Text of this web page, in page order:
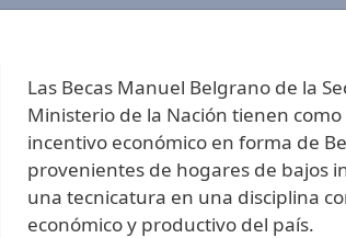
Las Becas Manuel Belgrano de la
Ministerio de la Nación tienen
incentivo económico en forma de
provenientes de hogares de bajos
una tecnicatura en una disciplina
económico y productivo del país.